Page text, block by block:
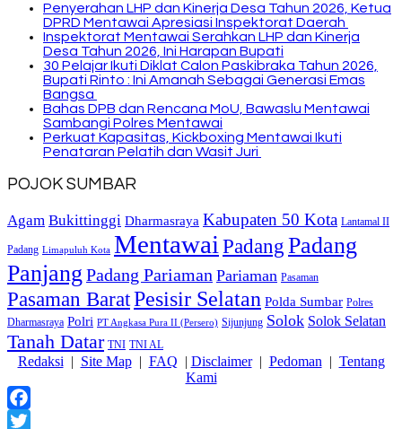
Penyerahan LHP dan Kinerja Desa Tahun 2026, Ketua
DPRD Mentawai Apresiasi Inspektorat Daerah
Inspektorat Mentawai Serahkan LHP dan Kinerja
Desa Tahun 2026, Ini Harapan Bupati
30 Pelajar Ikuti Diklat Calon Paskibraka Tahun 2026,
Bupati Rinto : Ini Amanah Sebagai Generasi Emas
Bangsa
Bahas DPB dan Rencana MoU, Bawaslu Mentawai
Sambangi Polres Mentawai
Perkuat Kapasitas, Kickboxing Mentawai Ikuti
Penataran Pelatih dan Wasit Juri
POJOK SUMBAR
Agam Bukittinggi Dharmasraya Kabupaten 50 Kota Lantamal II
Padang Limapuluh Kota Mentawai PadangPadang
Panjang Padang Pariaman Pariaman Pasaman
Pasaman BaratPesisir Selatan Polda Sumbar Polres
Dharmasraya Polri PT Angkasa Pura II (Persero) Sijunjung Solok Solok Selatan
Tanah Datar TNI TNI AL
Redaksi | Site Map| FAQ | Disclaimer| Pedoman | Tentang
Kami
Facebook